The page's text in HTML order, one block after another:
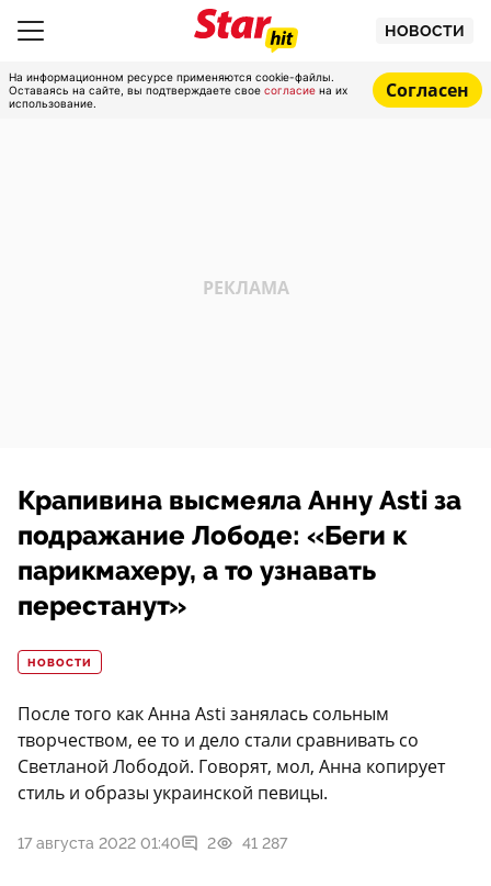
НОВОСТИ
На информационном ресурсе применяются cookie-файлы.
Оставаясь на сайте, вы подтверждаете свое согласие на их
использование.
Согласен
Крапивина высмеяла Анну Asti за
подражание Лободе: «Беги к
парикмахеру, а то узнавать
перестанут»
НОВОСТИ
После того как Анна Asti занялась сольным
творчеством, ее то и дело стали сравнивать со
Светланой Лободой. Говорят, мол, Анна копирует
стиль и образы украинской певицы.
17 августа 2022 01:40 2 41 287